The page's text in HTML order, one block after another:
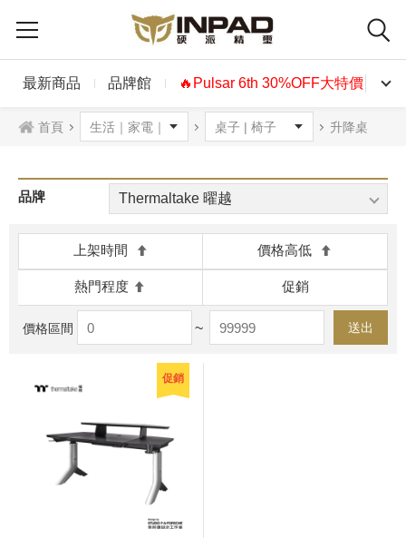
最新商品 品牌館 🔥Pulsar 6th 30%OFF大特價🔥
首頁 升降桌
品牌 Thermaltake 曜越
上架時間 價格高低
熱門程度 促銷
價格區間 ~ 送出
促銷